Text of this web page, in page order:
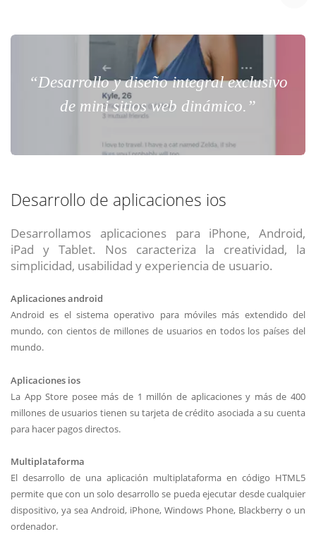
“Desarrollo y diseño integral exclusivo
de mini sitios web dinámico.”
Desarrollo de aplicaciones ios
Desarrollamos aplicaciones para iPhone, Android,
iPad y Tablet. Nos caracteriza la creatividad, la
simplicidad, usabilidad y experiencia de usuario.
Aplicaciones android
Android es el sistema operativo para móviles más extendido del
mundo, con cientos de millones de usuarios en todos los países del
mundo.
Aplicaciones ios
La App Store posee más de 1 millón de aplicaciones y más de 400
millones de usuarios tienen su tarjeta de crédito asociada a su cuenta
para hacer pagos directos.
Multiplataforma
El desarrollo de una aplicación multiplataforma en código HTML5
permite que con un solo desarrollo se pueda ejecutar desde cualquier
dispositivo, ya sea Android, iPhone, Windows Phone, Blackberry o un
ordenador.